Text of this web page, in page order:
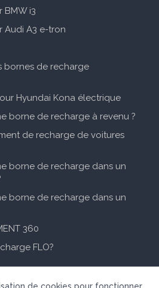
BMW i3
Audi A3 e-tron
bornes de recharge
Hyundai Kona électrique
borne de recharge à revenu ?
de recharge de voitures
borne de recharge dans un
borne de recharge dans un
360
FLO?
Québec Tous droits réservés.